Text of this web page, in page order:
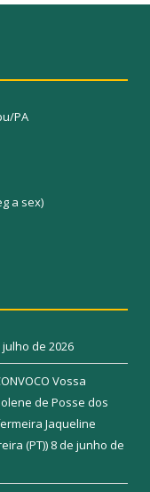
PA
a sex)
julho de 2026
Vossa
de Posse dos
Jaqueline
(PT)) 8 de junho de